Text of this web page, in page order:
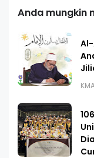
Anda mungkin